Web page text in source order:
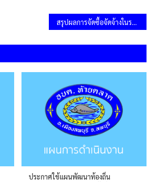
สรุปผลการจัดซื้อจัดจ้างในรอบเดือน มิถุนายน 2566
ประกาศใช้แผนพัฒนาท้องถิ่น